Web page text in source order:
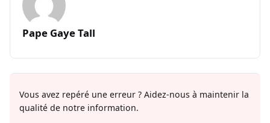
Pape Gaye Tall
Vous avez repéré une erreur ? Aidez-nous à maintenir la
qualité de notre information.